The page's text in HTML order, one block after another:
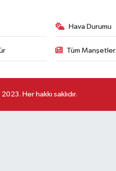
Hava Durumu
Tüm Manşetler
Her hakkı saklıdır.